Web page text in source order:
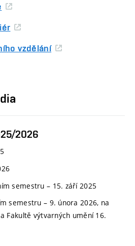
vzdělání
2026
semestru – 15. září 2025
semestru – 9. února 2026, na
Fakultě výtvarných umění 16.